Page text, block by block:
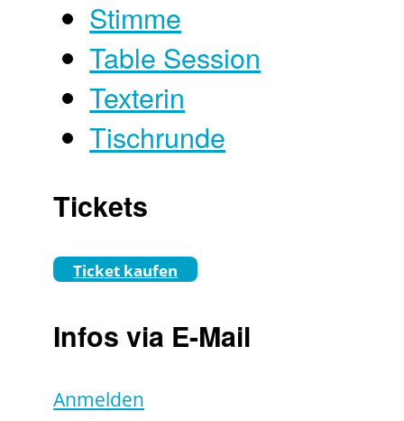
Stimme
Table Session
Texterin
Tischrunde
Tickets
Ticket kaufen
Infos via E-Mail
Anmelden